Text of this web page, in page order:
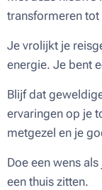
transformeren tot
Je vrolijkt je
energie. Je bent
Blijf dat
ervaringen op je
metgezel en je
Doe een wens
een thuis zitten.